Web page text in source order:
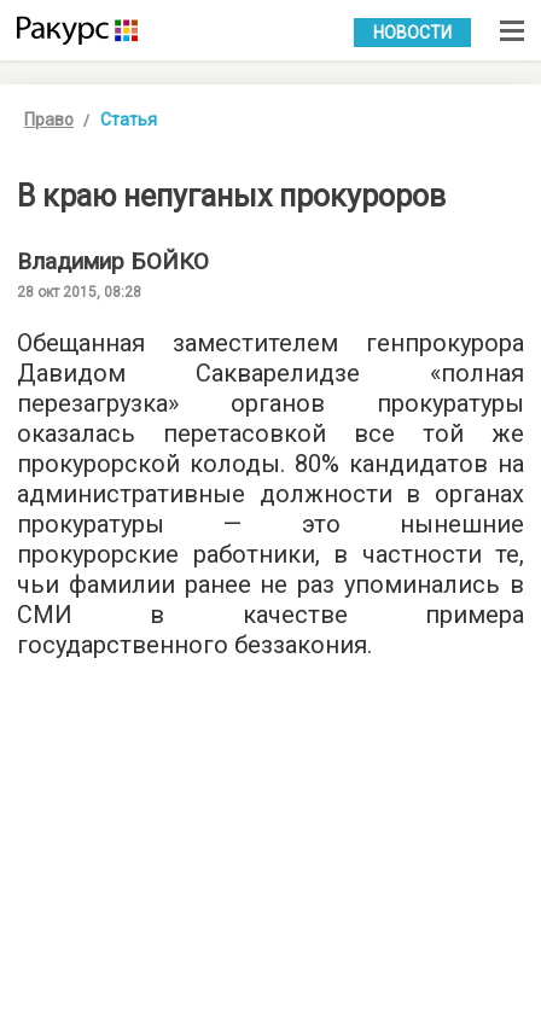
УКР РУС
НОВОСТИ
Право Статья
В краю непуганых прокуроров
Владимир БОЙКО
28 окт 2015, 08:28
Обещанная заместителем генпрокурора
Давидом Сакварелидзе «полная
перезагрузка» органов прокуратуры
оказалась перетасовкой все той же
прокурорской колоды. 80% кандидатов на
административные должности в органах
прокуратуры — это нынешние
прокурорские работники, в частности те,
чьи фамилии ранее не раз упоминались в
СМИ в качестве примера
государственного беззакония.